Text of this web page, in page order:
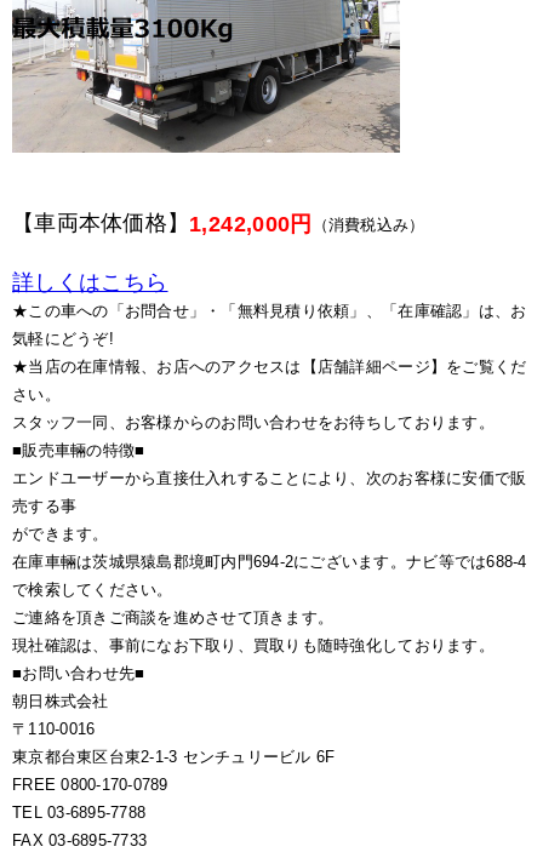
【車両本体価格】 1,242,000円 （消費税込み）
詳しくはこちら
★この車への「お問合せ」・「無料見積り依頼」、「在庫確認」は、お
気軽にどうぞ!
★当店の在庫情報、お店へのアクセスは【店舗詳細ページ】をご覧くだ
さい。
スタッフ一同、お客様からのお問い合わせをお待ちしております。
■販売車輛の特徴■
エンドユーザーから直接仕入れすることにより、次のお客様に安価で販
売する事
ができます。
在庫車輛は茨城県猿島郡境町内門694-2にございます。ナビ等では688-4
で検索してください。
ご連絡を頂きご商談を進めさせて頂きます。
現社確認は、事前になお下取り、買取りも随時強化しております。
■お問い合わせ先■
朝日株式会社
〒110-0016
東京都台東区台東2-1-3 センチュリービル 6F
FREE 0800-170-0789
TEL 03-6895-7788
FAX 03-6895-7733